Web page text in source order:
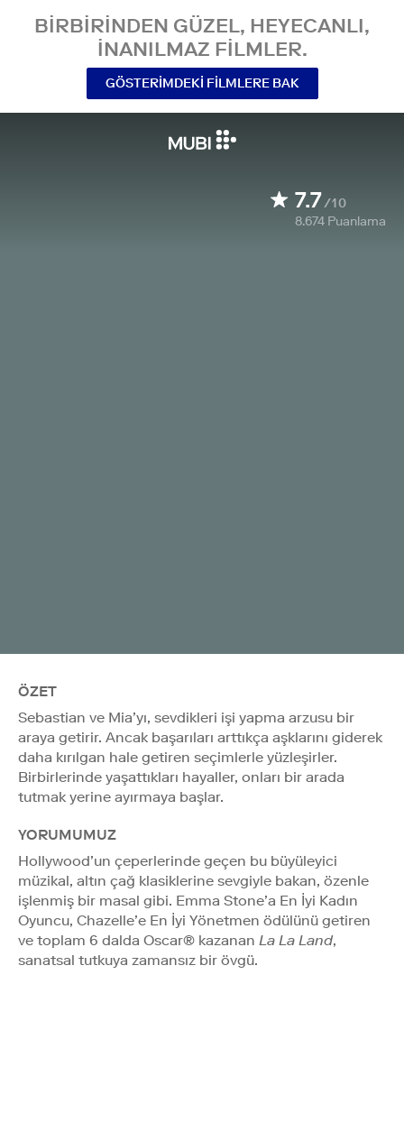
BIRBIRINDEN GÜZEL, HEYECANLI,
INANILMAZ FILMLER.
GÖSTERIMDEKI FILMLERE BAK
7.7/10
8.674 Puanlama
ÖZET
Sebastian ve Mia’yı, sevdikleri işi yapma arzusu bir
araya getirir. Ancak başarıları arttıkça aşklarını giderek
daha kırılgan hale getiren seçimlerle yüzleşirler.
Birbirlerinde yaşattıkları hayaller, onları bir arada
tutmak yerine ayırmaya başlar.
YORUMUMUZ
Hollywood’un çeperlerinde geçen bu büyüleyici
müzikal, altın çağ klasiklerine sevgiyle bakan, özenle
işlenmiş bir masal gibi. Emma Stone’a En İyi Kadın
Oyuncu, Chazelle’e En İyi Yönetmen ödülünü getiren
ve toplam 6 dalda Oscar® kazanan La La Land,
sanatsal tutkuya zamansız bir övgü.